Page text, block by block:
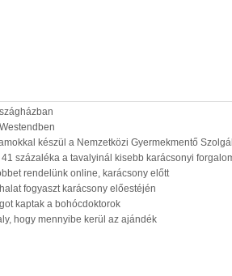
készül a Nemzetközi Gyermekmentő
százaléka a tavalyinál kisebb karácsonyi
rendelünk online, karácsony előtt
fogyaszt karácsony előestéjén
kaptak a bohócdoktorok
hogy mennyibe kerül az ajándék